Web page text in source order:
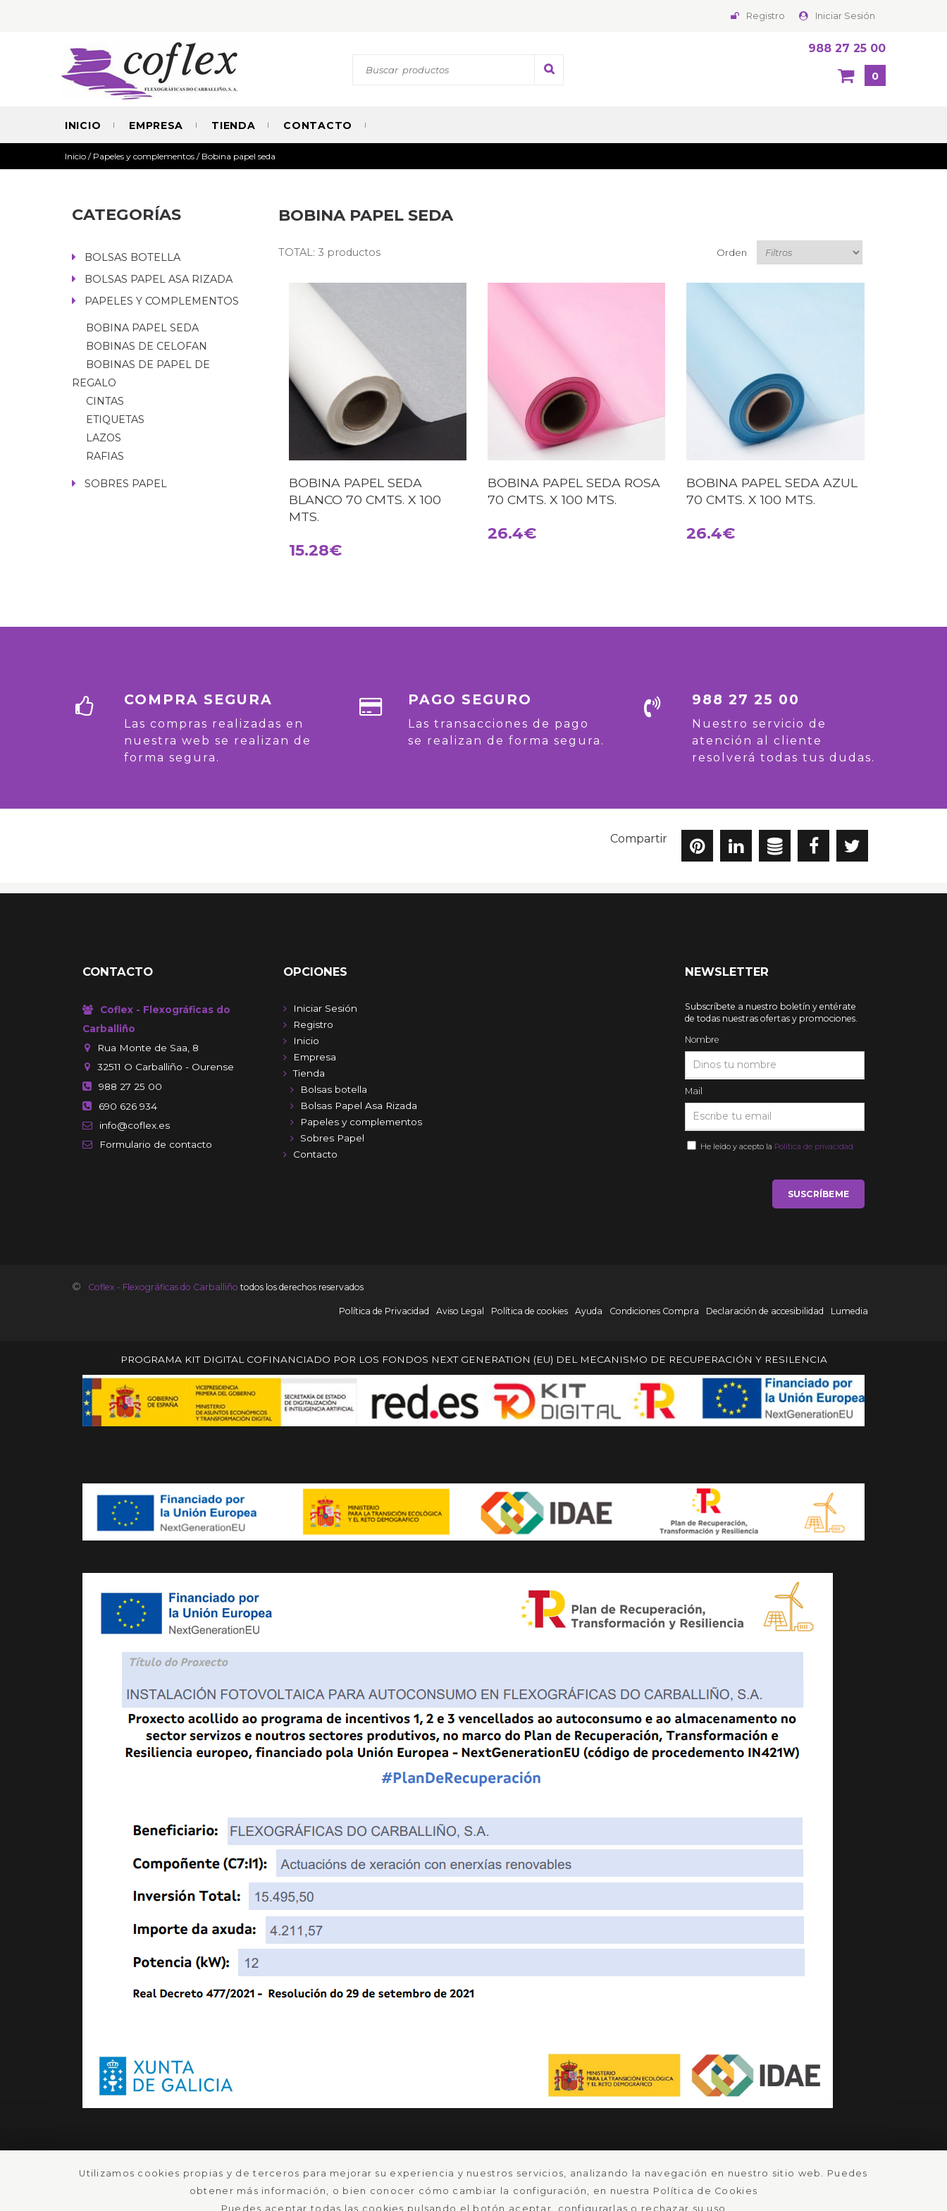
Iniciar Sesión
Registro
988 27 25 00
0
INICIO EMPRESA TIENDA CONTACTO
Inicio / Papeles y complementos / Bobina papel seda
BOBINA PAPEL SEDA
TOTAL: 3 productos Orden
BOBINA PAPEL SEDA
BLANCO 70 CMTS. X 100
MTS.
15.28
BOBINA PAPEL SEDA ROSA
70 CMTS. X 100 MTS.
26.4
BOBINA PAPEL SEDA AZUL
70 CMTS. X 100 MTS.
26.4
CATEGORÍAS
BOLSAS BOTELLA
BOLSAS PAPEL ASA RIZADA
PAPELES Y COMPLEMENTOS
BOBINA PAPEL SEDA
BOBINAS DE CELOFAN
BOBINAS DE PAPEL DE
REGALO
CINTAS
ETIQUETAS
LAZOS
RAFIAS
SOBRES PAPEL
COMPRA SEGURA
Las compras realizadas en
nuestra web se realizan de
forma segura.
PAGO SEGURO
Las transacciones de pago
se realizan de forma segura.
988 27 25 00
Nuestro servicio de
atención al cliente
resolverá todas tus dudas.
Compartir
CONTACTO
Coflex - Flexográficas do
Carballiño
Rua Monte de Saa, 8
32511 O Carballiño - Ourense
988 27 25 00
690 626 934
info@coflex.es
Formulario de contacto
OPCIONES
Iniciar Sesión
Registro
Inicio
Empresa
Tienda
Bolsas botella
Bolsas Papel Asa Rizada
Papeles y complementos
Sobres Papel
Contacto
NEWSLETTER
Subscríbete a nuestro boletín y entérate
de todas nuestras ofertas y promociones.
Nombre
Mail
He leído y acepto la Política de privacidad
SUSCRÍBEME
© Coflex - Flexográficas do Carballiño todos los derechos reservados
Política de Privacidad Aviso Legal Política de cookies Ayuda Condiciones Compra Declaración de accesibilidad Lumedia
PROGRAMA KIT DIGITAL COFINANCIADO POR LOS FONDOS NEXT GENERATION (EU) DEL MECANISMO DE RECUPERACIÓN Y RESILENCIA
Utilizamos cookies propias y de terceros para mejorar su experiencia y nuestros servicios, analizando la navegación en nuestro sitio web. Puedes
obtener más información, o bien conocer cómo cambiar la configuración, en nuestra Política de Cookies
Puedes aceptar todas las cookies pulsando el botón aceptar, configurarlas o rechazar su uso